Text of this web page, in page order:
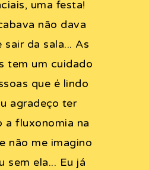
uma festa!
não dava
da sala... As
tem um cuidado
que é lindo
agradeço ter
a fluxonomia na
não me imagino
sem ela... Eu já